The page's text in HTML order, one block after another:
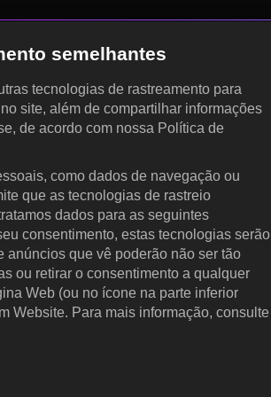
semelhantes
tecnologias de rastreamento para
site, além de compartilhar informações
de acordo com nossa Política de
como dados de navegação ou
que as tecnologias de rastreio
dados para as seguintes
consentimento, estas tecnologias serão
anúncios que vê poderão não ser tão
ou retirar o consentimento a qualquer
Web (ou no ícone na parte inferior
Website. Para mais informação, consulte